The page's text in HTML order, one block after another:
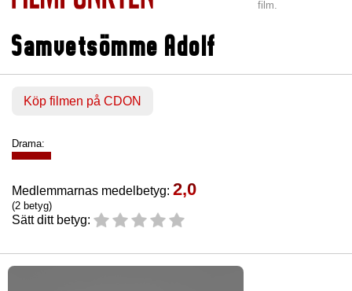
film.
Samvetsömme Adolf
Köp filmen på CDON
Drama:
Medlemmarnas medelbetyg: 2,0
(2 betyg)
Sätt ditt betyg: